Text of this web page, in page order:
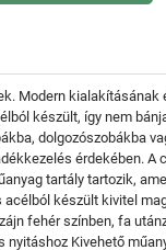
Modern
készült, így nem
dolgozószobákba
érdekében.
tartály tartozik,
készült kivitel
fehér színben, fa
Kivehető